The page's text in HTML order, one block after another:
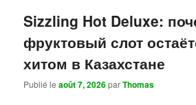
Sizzling Hot Deluxe:
фруктовый слот
хитом в Казахстане
Publié leaoût 7, 2026parThomas